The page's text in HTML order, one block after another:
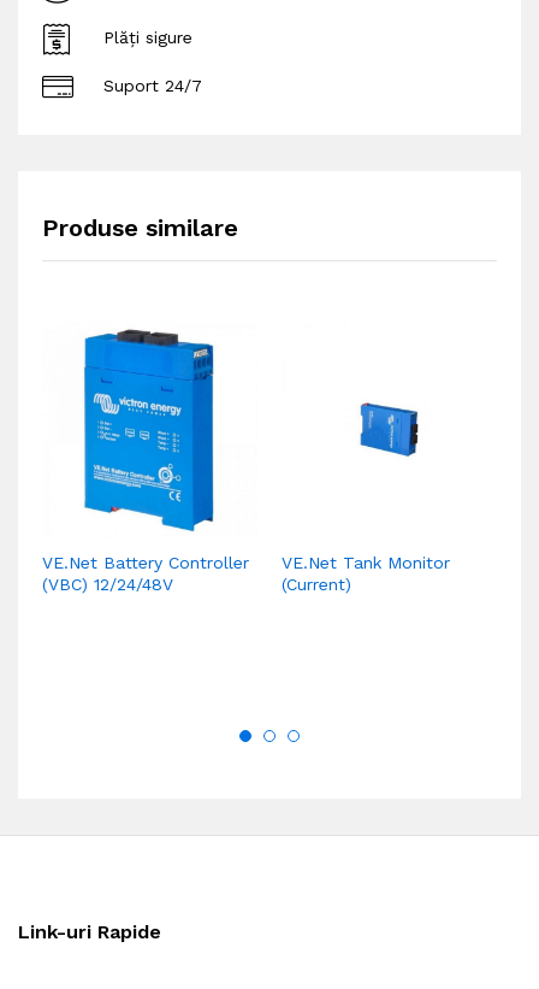
Plăți sigure
Suport 24/7
Produse similare
VE.Net Battery Controller
(VBC) 12/24/48V
VE.Net Tank Monitor
(Current)
Link-uri Rapide